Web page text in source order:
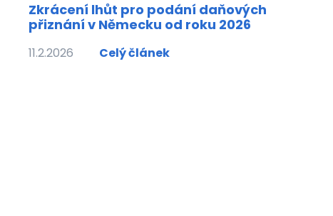
Zkrácení lhůt pro podání daňových
přiznání v Německu od roku 2026
11.2.2026 Celý článek